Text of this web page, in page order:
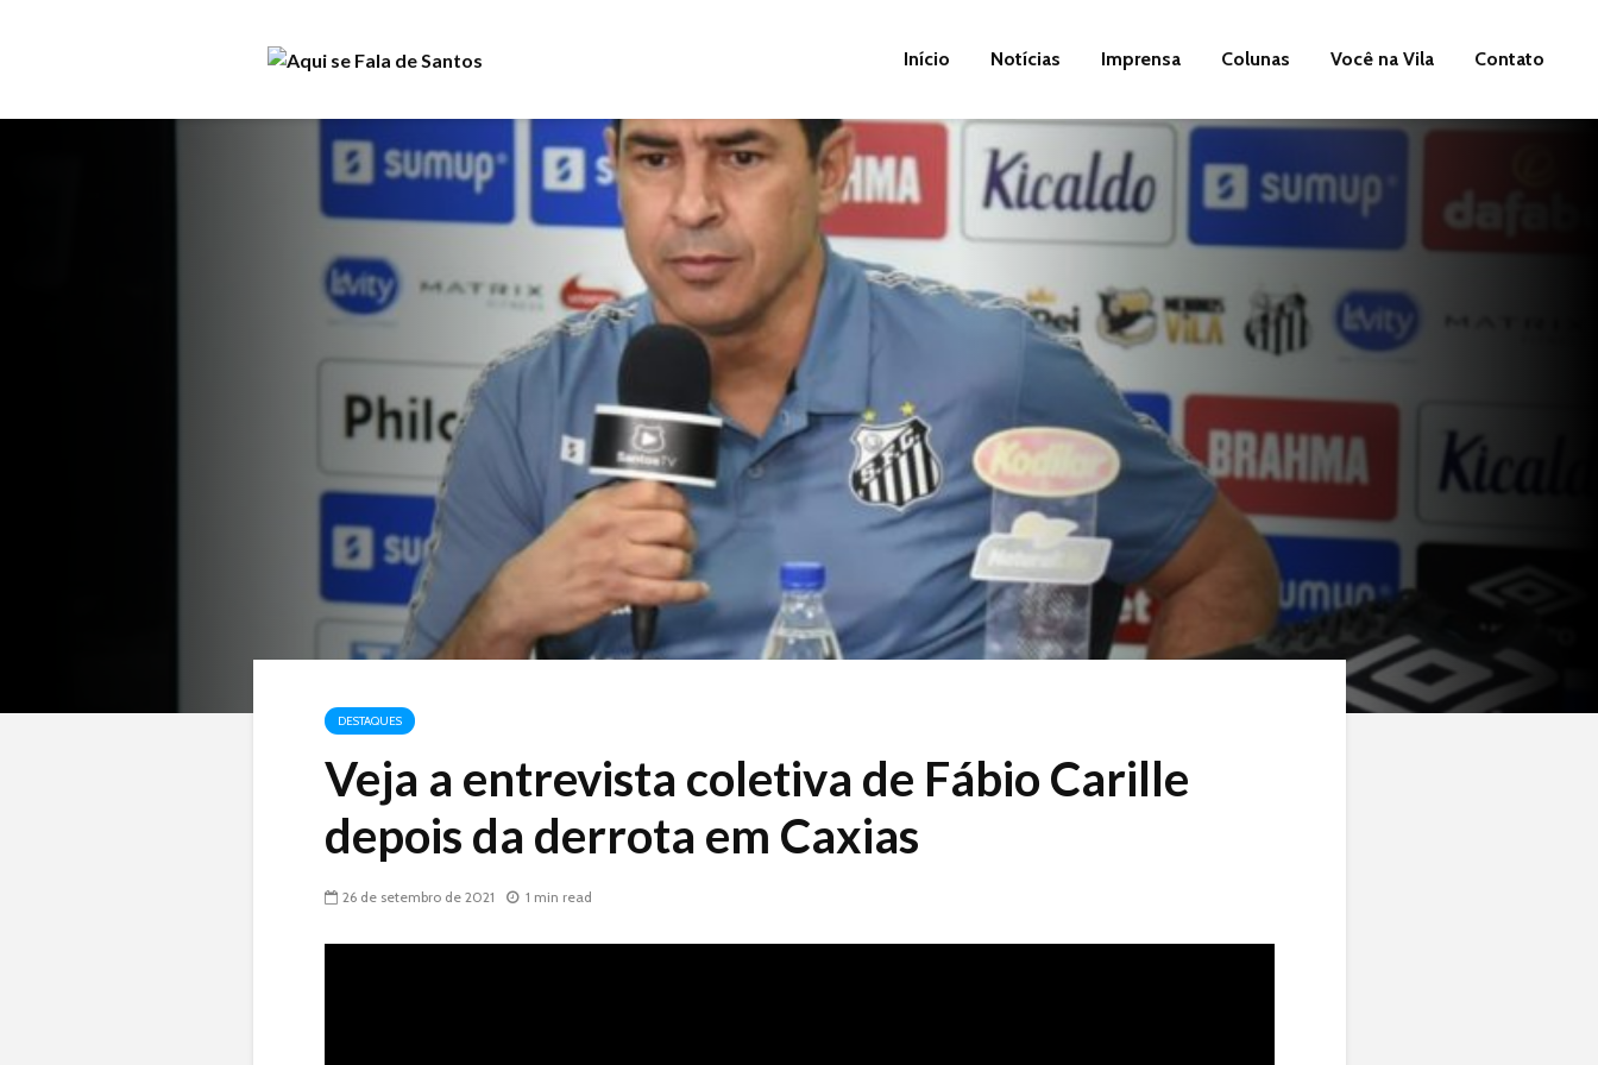
Início Notícias Imprensa Colunas Você na Vila Contato
DESTAQUES
Veja a entrevista coletiva de Fábio Carille
depois da derrota em Caxias
26 de setembro de 2021 1 min read